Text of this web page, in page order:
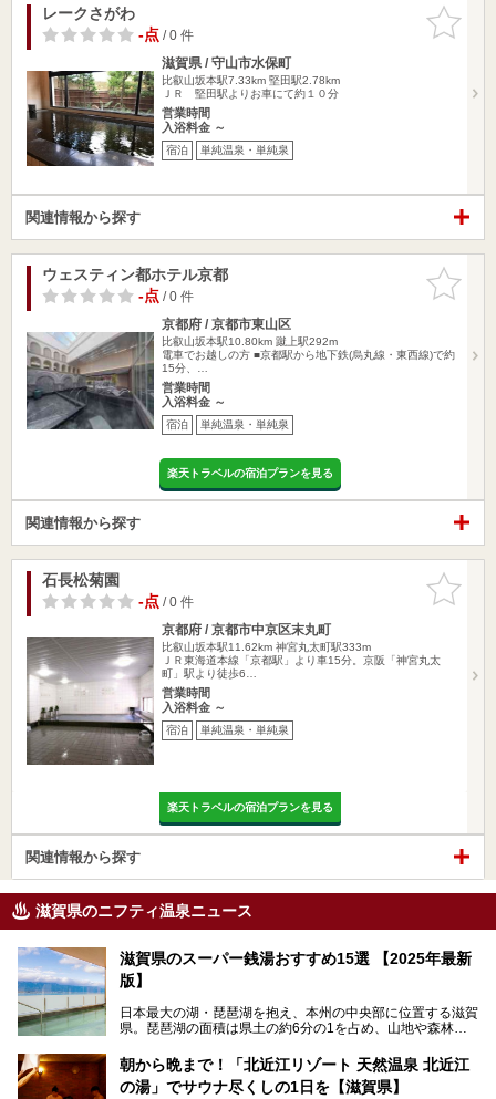
お気に入
りに追加
レークさがわ
-点/ 0 件
滋賀県 / 守山市水保町
比叡山坂本駅7.33km 堅田駅2.78km
ＪＲ 堅田駅よりお車にて約１０分
営業時間
入浴料金 ～
宿泊 単純温泉・単純泉
関連情報から探す
お気に入
りに追加
ウェスティン都ホテル京都
-点/ 0 件
京都府 / 京都市東山区
比叡山坂本駅10.80km 蹴上駅292m
電車でお越しの方 ■京都駅から地下鉄(烏丸線・東西線)で約
15分、…
営業時間
入浴料金 ～
宿泊 単純温泉・単純泉
楽天トラベルの宿泊プランを見る
関連情報から探す
お気に入
りに追加
石長松菊園
-点/ 0 件
京都府 / 京都市中京区末丸町
比叡山坂本駅11.62km 神宮丸太町駅333m
ＪＲ東海道本線「京都駅」より車15分。京阪「神宮丸太
町」駅より徒歩6…
営業時間
入浴料金 ～
宿泊 単純温泉・単純泉
楽天トラベルの宿泊プランを見る
関連情報から探す
滋賀県のニフティ温泉ニュース
滋賀県のスーパー銭湯おすすめ15選 【2025年最新
版】
日本最大の湖・琵琶湖を抱え、本州の中央部に位置する滋賀
県。琵琶湖の面積は県土の約6分の1を占め、山地や森林部
して栄え、県内には世界遺産の比叡山延暦寺、天守が国宝に
指定されている彦根城、国の特別史跡の安土城跡など、多数
の史跡があります。
朝から晩まで！「北近江リゾート 天然温泉 北近江
の湯」でサウナ尽くしの1日を【滋賀県】